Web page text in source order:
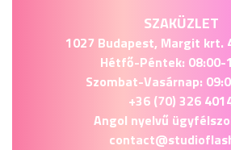
SZAKÜZLET
1027 Budapest, Margit krt.
Hétfő-Péntek: 08:00-
Szombat-Vasárnap:
+36 (70) 326
Angol nyelvű